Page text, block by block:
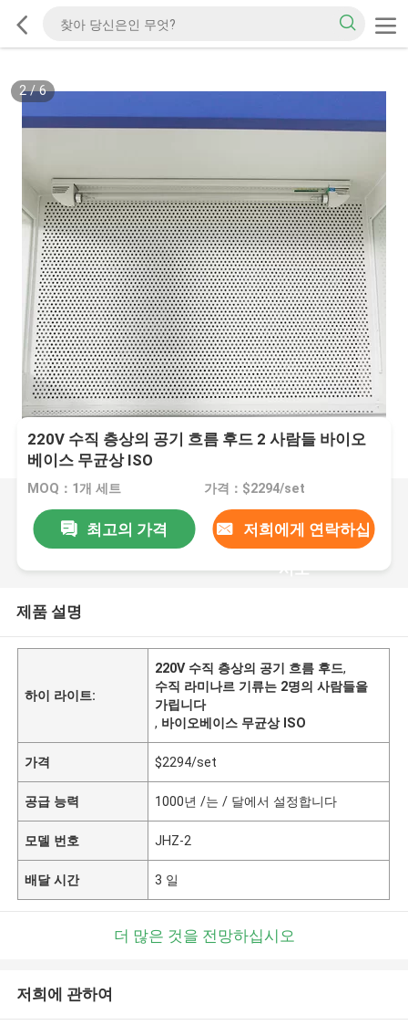
2/6
220V 수직 층상의 공기 흐름 후드 2 사람들 바이오
베이스 무균상 ISO
MOQ：1개 세트 가격：$2294/set
최고의 가격 저희에게 연락하십
시오
제품 설명
하이 라이트:
220V 수직 층상의 공기 흐름 후드,
수직 라미나르 기류는 2명의 사람들을
가립니다
, 바이오베이스 무균상 ISO
가격 $2294/set
공급 능력 1000년 /는 / 달에서 설정합니다
모델 번호 JHZ-2
배달 시간 3 일
더 많은 것을 전망하십시오
저희에 관하여